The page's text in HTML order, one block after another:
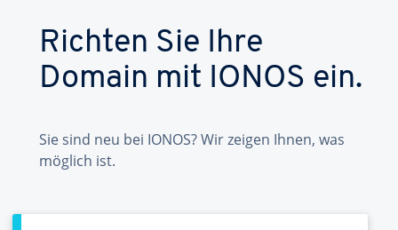
Richten Sie Ihre
Domain mit IONOS ein.
Sie sind neu bei IONOS? Wir zeigen Ihnen, was
möglich ist.